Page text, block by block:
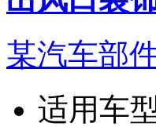
某汽车部
适用车